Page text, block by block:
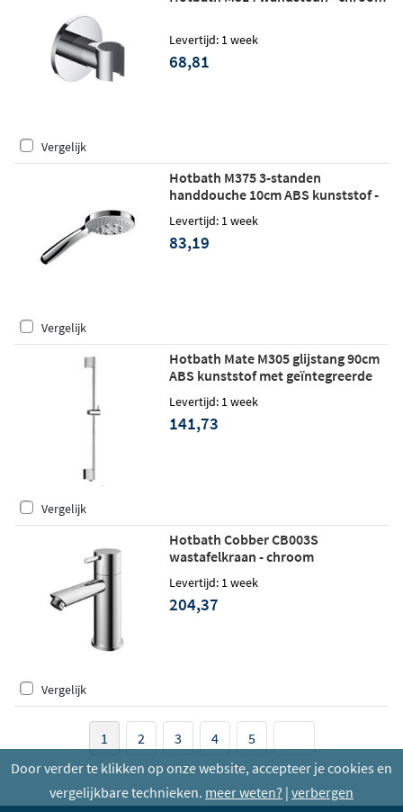
Door verder te klikken op onze website, accepteer je cookies en
vergelijkbare technieken. meer weten? | verbergen
Levertijd: 1 week
68,81
Vergelijk
Hotbath M375 3-standen
handdouche 10cm ABS kunststof -
chroom
Levertijd: 1 week
83,19
Vergelijk
Hotbath Mate M305 glijstang 90cm
ABS kunststof met geïntegreerde
Levertijd: 1 week
141,73
Vergelijk
Hotbath Cobber CB003S
wastafelkraan - chroom
Levertijd: 1 week
204,37
Vergelijk
1 2 3 4 5